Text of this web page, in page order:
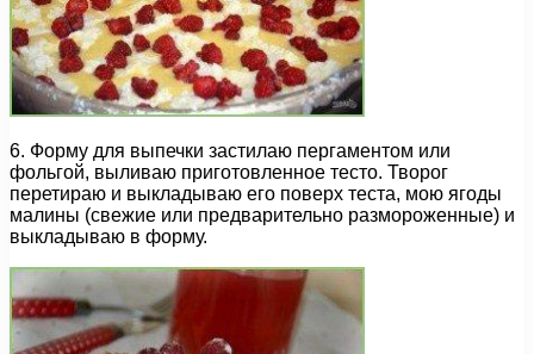
6. Форму для выпечки застилаю пергаментом или
фольгой, выливаю приготовленное тесто. Творог
перетираю и выкладываю его поверх теста, мою ягоды
малины (свежие или предварительно размороженные) и
выкладываю в форму.